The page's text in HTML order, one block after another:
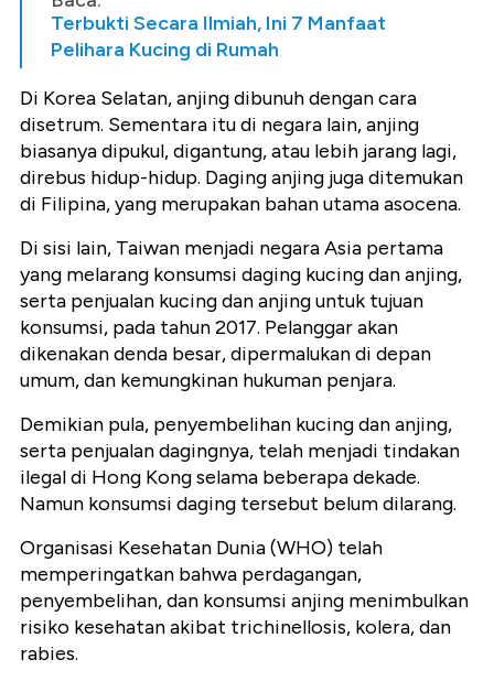
Terbukti Secara Ilmiah, Ini 7 Manfaat
Pelihara Kucing di Rumah
Di Korea Selatan, anjing dibunuh dengan cara
disetrum. Sementara itu di negara lain, anjing
biasanya dipukul, digantung, atau lebih jarang lagi,
direbus hidup-hidup. Daging anjing juga ditemukan
di Filipina, yang merupakan bahan utama asocena.
Di sisi lain, Taiwan menjadi negara Asia pertama
yang melarang konsumsi daging kucing dan anjing,
serta penjualan kucing dan anjing untuk tujuan
konsumsi, pada tahun 2017. Pelanggar akan
dikenakan denda besar, dipermalukan di depan
umum, dan kemungkinan hukuman penjara.
Demikian pula, penyembelihan kucing dan anjing,
serta penjualan dagingnya, telah menjadi tindakan
ilegal di Hong Kong selama beberapa dekade.
Namun konsumsi daging tersebut belum dilarang.
Organisasi Kesehatan Dunia (WHO) telah
memperingatkan bahwa perdagangan,
penyembelihan, dan konsumsi anjing menimbulkan
risiko kesehatan akibat trichinellosis, kolera, dan
rabies.